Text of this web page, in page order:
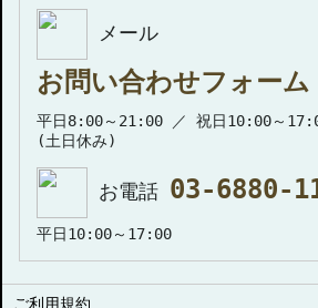
メール
お問い合わせフォーム
平日8:00～21:00 ／ 祝日10:00～
(土日休み)
お電話 03-6880-
平日10:00～17:00
ご利用規約